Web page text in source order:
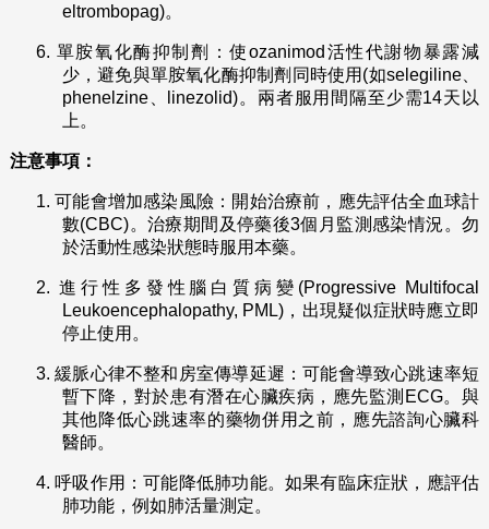
eltrombopag)。
6. 單胺氧化酶抑制劑：使ozanimod活性代謝物暴露減
少，避免與單胺氧化酶抑制劑同時使用(如selegiline、
phenelzine、linezolid)。兩者服用間隔至少需14天以
上。
注意事項：
1.可能會增加感染風險：開始治療前，應先評估全血球計
數(CBC)。治療期間及停藥後3個月監測感染情況。勿
於活動性感染狀態時服用本藥。
2. 進行性多發性腦白質病變(Progressive Multifocal
Leukoencephalopathy, PML)，出現疑似症狀時應立即
停止使用。
3.緩脈心律不整和房室傳導延遲：可能會導致心跳速率短
暫下降，對於患有潛在心臟疾病，應先監測ECG。與
其他降低心跳速率的藥物併用之前，應先諮詢心臟科
醫師。
4.呼吸作用：可能降低肺功能。如果有臨床症狀，應評估
肺功能，例如肺活量測定。